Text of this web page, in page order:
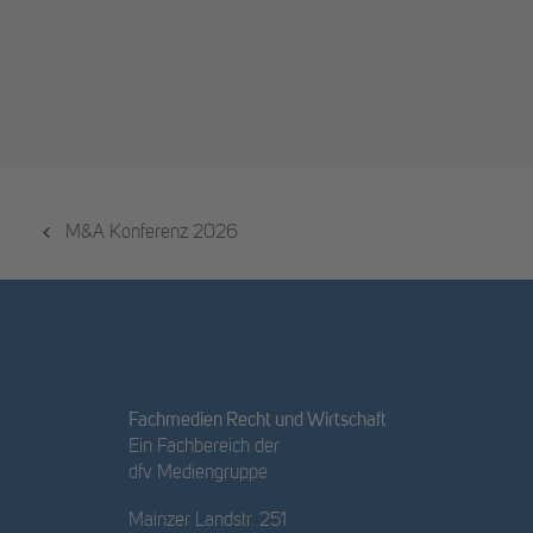
M&A Konferenz 2026
Fachmedien Recht und Wirtschaft
Ein Fachbereich der
dfv Mediengruppe
Mainzer Landstr. 251